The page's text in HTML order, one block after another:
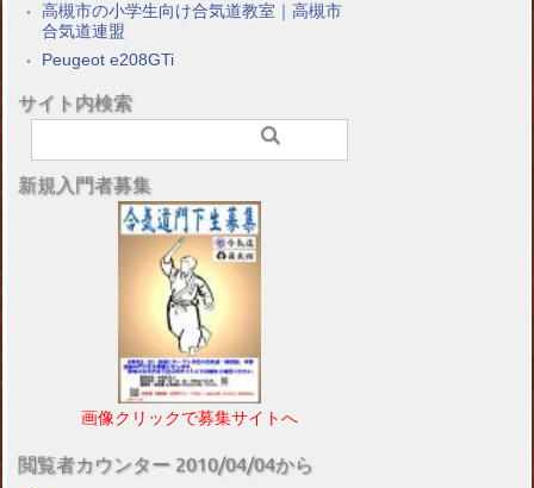
高槻市の小学生向け合気道教室｜高槻市
合気道連盟
Peugeot e208GTi
サイト内検索
新規入門者募集
画像クリックで募集サイトへ
閲覧者カウンター 2010/04/04から